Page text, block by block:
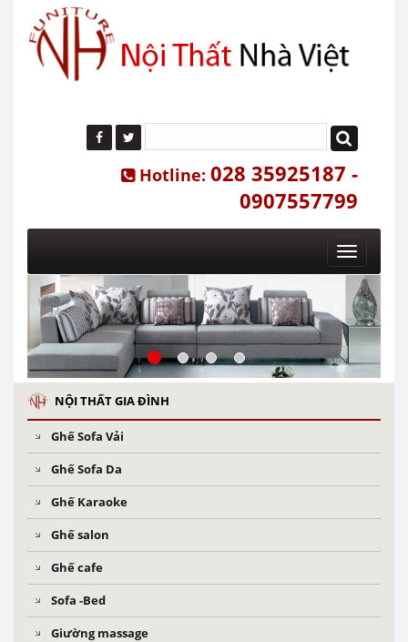
Hotline: 028 35925187 -
0907557799
Toggle
NỘI THẤT GIA ĐÌNH
Ghế Sofa Vải
Ghế Sofa Da
Ghế Karaoke
Ghế salon
Ghế cafe
Sofa -Bed
Giường massage